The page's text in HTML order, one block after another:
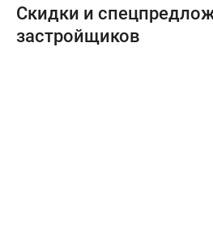
Скидки и
застройщиков